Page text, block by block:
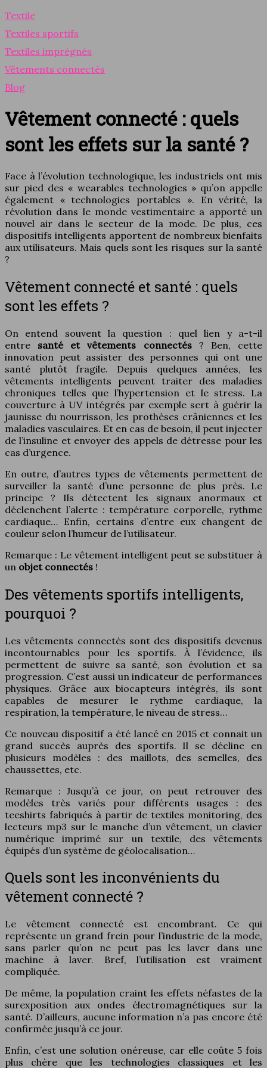
Textile
Textiles sportifs
Textiles imprégnés
Vêtements connectés
Blog
Vêtement connecté : quels
sont les effets sur la santé ?
Face à l’évolution technologique, les industriels ont mis
sur pied des « wearables technologies » qu’on appelle
également « technologies portables ». En vérité, la
révolution dans le monde vestimentaire a apporté un
nouvel air dans le secteur de la mode. De plus, ces
dispositifs intelligents apportent de nombreux bienfaits
aux utilisateurs. Mais quels sont les risques sur la santé
?
Vêtement connecté et santé : quels
sont les effets ?
On entend souvent la question : quel lien y a-t-il
entre santé et vêtements connectés? Ben, cette
innovation peut assister des personnes qui ont une
santé plutôt fragile. Depuis quelques années, les
vêtements intelligents peuvent traiter des maladies
chroniques telles que l’hypertension et le stress. La
couverture à UV intégrés par exemple sert à guérir la
jaunisse du nourrisson, les prothèses crâniennes et les
maladies vasculaires. Et en cas de besoin, il peut injecter
de l’insuline et envoyer des appels de détresse pour les
cas d’urgence.
En outre, d’autres types de vêtements permettent de
surveiller la santé d’une personne de plus près. Le
principe ? Ils détectent les signaux anormaux et
déclenchent l’alerte : température corporelle, rythme
cardiaque… Enfin, certains d’entre eux changent de
couleur selon l’humeur de l’utilisateur.
Remarque : Le vêtement intelligent peut se substituer à
un objet connectés !
Des vêtements sportifs intelligents,
pourquoi ?
Les vêtements connectés sont des dispositifs devenus
incontournables pour les sportifs. À l’évidence, ils
permettent de suivre sa santé, son évolution et sa
progression. C’est aussi un indicateur de performances
physiques. Grâce aux biocapteurs intégrés, ils sont
capables de mesurer le rythme cardiaque, la
respiration, la température, le niveau de stress…
Ce nouveau dispositif a été lancé en 2015 et connait un
grand succès auprès des sportifs. Il se décline en
plusieurs modèles : des maillots, des semelles, des
chaussettes, etc.
Remarque : Jusqu’à ce jour, on peut retrouver des
modèles très variés pour différents usages : des
teeshirts fabriqués à partir de textiles monitoring, des
lecteurs mp3 sur le manche d’un vêtement, un clavier
numérique imprimé sur un textile, des vêtements
équipés d’un système de géolocalisation…
Quels sont les inconvénients du
vêtement connecté ?
Le vêtement connecté est encombrant. Ce qui
représente un grand frein pour l’industrie de la mode,
sans parler qu’on ne peut pas les laver dans une
machine à laver. Bref, l’utilisation est vraiment
compliquée.
De même, la population craint les effets néfastes de la
surexposition aux ondes électromagnétiques sur la
santé. D’ailleurs, aucune information n’a pas encore été
confirmée jusqu’à ce jour.
Enfin, c’est une solution onéreuse, car elle coûte 5 fois
plus chère que les technologies classiques et les